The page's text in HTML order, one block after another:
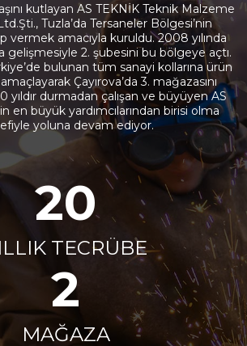
kutlayan AS TEKNİK Teknik Malzeme
Tuzla’da Tersaneler Bölgesi’nin
vermek amacıyla kuruldu. 2008 yılında
gelişmesiyle 2. şubesini bu bölgeye açtı.
bulunan tüm sanayi kollarına ürün
Çayırova’da 3. mağazasını
yıldır durmadan çalışan ve büyüyen AS
en büyük yardımcılarından birisi olma
yoluna devam ediyor.
20
TECRÜBE
2
MAĞAZA